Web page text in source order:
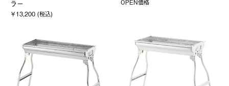
ラー
￥13,200 (税込)
OPEN価格